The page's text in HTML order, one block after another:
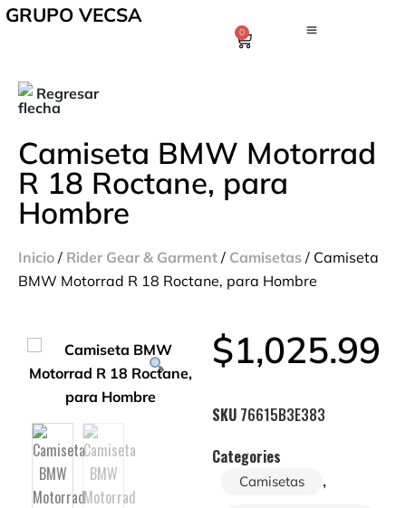
GRUPO VECSA
0
Regresar
Camiseta BMW Motorrad
R 18 Roctane, para
Hombre
Inicio / Rider Gear & Garment / Camisetas / Camiseta
BMW Motorrad R 18 Roctane, para Hombre
$1,025.99
SKU 76615B3E383
Categories
Camisetas ,